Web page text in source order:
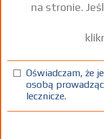
Znaleziono wyników:
na stronie.
Oświadczam, że
osobą
lecznicze.